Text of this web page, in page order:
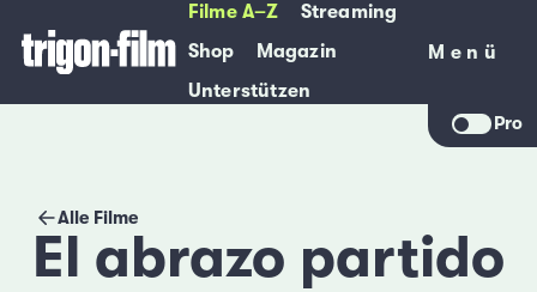
Filme A–Z
Streaming
Shop
Magazin
Unterstützen
Menü
Menü
Pro
Alle Filme
El abrazo partido